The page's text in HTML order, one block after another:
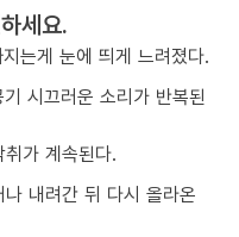
세요.
는게 눈에 띄게 느려졌다.
시끄러운 소리가 반복된
가 계속된다.
내려간 뒤 다시 올라온